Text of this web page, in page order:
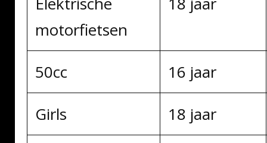
motorfietsen
50cc
16 jaar
Girls
18 jaar